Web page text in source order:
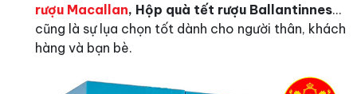
rượu Macallan, Hộp quà tết rượu Ballantinnes…
cũng là sự lụa chọn tốt dành cho người thân, khách
hàng và bạn bè.